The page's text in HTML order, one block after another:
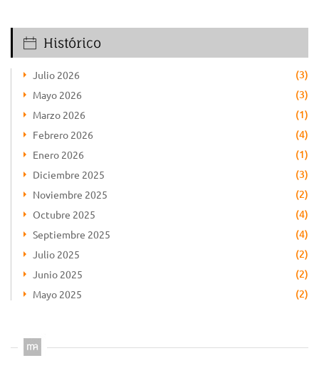
Histórico
Julio 2026 (3)
Mayo 2026 (3)
Marzo 2026 (1)
Febrero 2026 (4)
Enero 2026 (1)
Diciembre 2025 (3)
Noviembre 2025 (2)
Octubre 2025 (4)
Septiembre 2025 (4)
Julio 2025 (2)
Junio 2025 (2)
Mayo 2025 (2)